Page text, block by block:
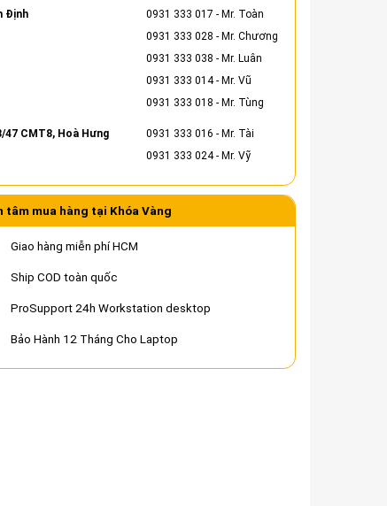
Định
0931 333 017 - Mr. Toàn
0931 333 028 - Mr. Chương
0931 333 038 - Mr. Luân
0931 333 014- Mr. Vũ
0931 333 018 - Mr. Tùng
47 CMT8, Hoà Hưng 0931 333 016 - Mr. Tài
0931 333 024- Mr. Vỹ
tâm mua hàng tại Khóa Vàng
Giao hàng miễn phí HCM
Ship COD toàn quốc
ProSupport 24h Workstation desktop
Bảo Hành 12 Tháng Cho Laptop